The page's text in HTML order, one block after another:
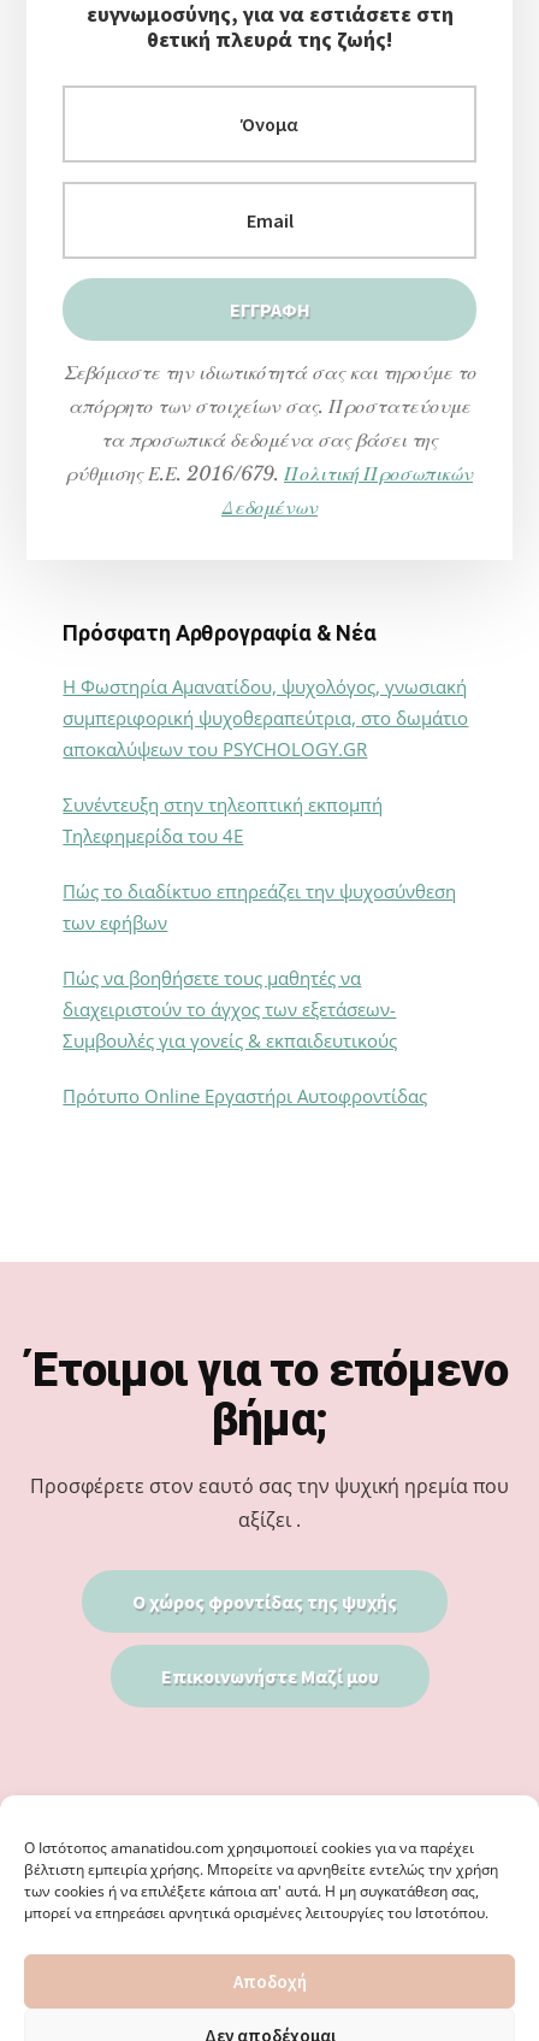
Ο Iστότοπος amanatidou.com χρησιμοποιεί cookies για να παρέχει
βέλτιστη εμπειρία χρήσης. Μπορείτε να αρνηθείτε εντελώς την χρήση
των cookies ή να επιλέξετε κάποια απ' αυτά. Η μη συγκατάθεση σας,
μπορεί να επηρεάσει αρνητικά ορισμένες λειτουργίες του Ιστοτόπου.
Αποδοχή
Δεν αποδέχομαι
ευγνωμοσύνης, για να εστιάσετε στη
θετική πλευρά της ζωής!
Σεβόμαστε την ιδιωτικότητά σας και τηρούμε το
απόρρητο των στοιχείων σας. Προστατεύουμε
τα προσωπικά δεδομένα σας βάσει της
ρύθμισης Ε.Ε. 2016/679. Πολιτική Προσωπικών
Δεδομένων
Πρόσφατη Αρθρογραφία & Νέα
Η Φωστηρία Αμανατίδου, ψυχολόγος, γνωσιακή
συμπεριφορική ψυχοθεραπεύτρια, στο δωμάτιο
αποκαλύψεων του PSYCHOLOGY.GR
Συνέντευξη στην τηλεοπτική εκπομπή
Τηλεφημερίδα του 4Ε
Πώς το διαδίκτυο επηρεάζει την ψυχοσύνθεση
των εφήβων
Πώς να βοηθήσετε τους μαθητές να
διαχειριστούν το άγχος των εξετάσεων-
Συμβουλές για γονείς & εκπαιδευτικούς
Πρότυπο Online Εργαστήρι Αυτοφροντίδας
Έτοιμοι για το επόμενο
βήμα;
Προσφέρετε στον εαυτό σας την ψυχική ηρεμία που
αξίζει .
Ο χώρος φροντίδας της ψυχής
Επικοινωνήστε Μαζί μου
ΘΕΣΣΑΛΟΝΊΚΗ - ΕΙΔΙΚΌΣ ΣΤΗ ΓΝΩΣΤΙΚΉ ΣΥΜΠΕΡΙΦΟΡΙΚΉ
ΨΥΧΟΘΕΡΑΠΕΊΑ, ΜΕΤΑΜΟΡΦΏΣΕΩΣ 36 & ΚΟΤΥΏΡΩΝ 38, ΚΑΛΑΜΑΡΙΆ
ΘΕΣΣΑΛΟΝΊΚΗ · ΚΑΤΑΣΚΕΥΉ ΑΠΌWEBERIENCE